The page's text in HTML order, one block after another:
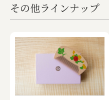
その他ラインナップ